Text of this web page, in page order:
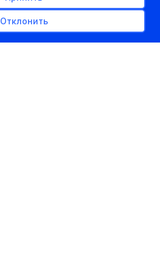
Отклонить